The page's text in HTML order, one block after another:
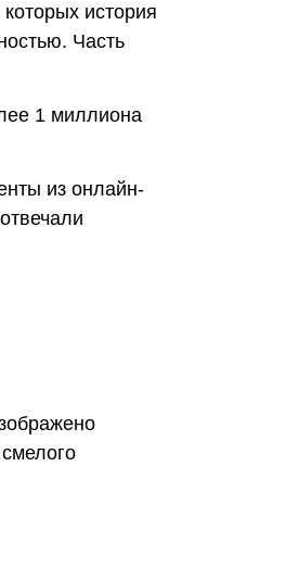
история
Часть
1 миллиона
из онлайн-